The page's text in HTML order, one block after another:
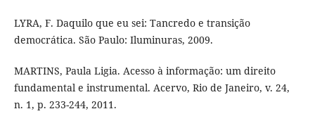
LYRA, F. Daquilo que eu sei: Tancredo e transição
democrática. São Paulo: Iluminuras, 2009.
MARTINS, Paula Ligia. Acesso à informação: um direito
fundamental e instrumental. Acervo, Rio de Janeiro, v. 24,
n. 1, p. 233-244, 2011.